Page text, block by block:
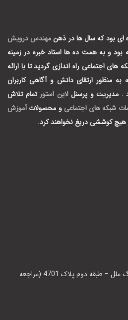
ای بود که سال ها در ذهنمهندس درویش
و به همت ده ها استاد خبره در زمینه
اجتماعی راه اندازی گردید تا با ارائه
منظور ارتقای دانش و آگاهی کاربران
. مدیریت و پرسنللاین استورتمام تلاش
شبکه های اجتماعی و محصولات آموزش
هیچ کوششی دریغ نخواهند کرد.
مشهد، بزرگراه بابانظر – بازار بزرگ ملل – طبقه دوم پلاک 4701 (مراجعه